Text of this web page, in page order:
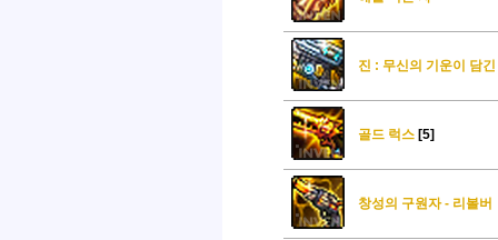
진 : 무신의 기운이 담
골드 럭스 [5]
창성의 구원자 - 리볼버